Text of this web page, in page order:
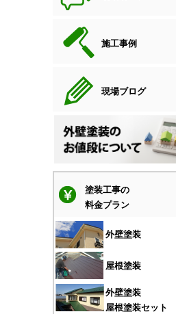
施工事例
現場ブログ
塗装工事の
料金プラン
外壁塗装
屋根塗装
外壁塗装
屋根塗装セット